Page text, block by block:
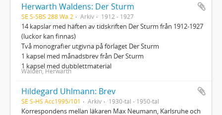
Herwarth Waldens: Der Sturm
SE S-SBS 288 Wa 2 Arkiv 1912 - 1927
14 kapslar med häften av tidskriften Der Sturm från 1912-1927
(luckor kan finnas)
Två monografier utgivna på förlaget Der Sturm
1 kapsel med månadsbrev från Der Sturm
1 kapsel med dubblettmaterial
Walden, Herwarth
Hildegard Uhlmann: Brev
SE S-HS Acc1995/101 Arkiv 1930-tal - 1950-tal
Korrespondens mellan läkaren Max Neumann, Karlsruhe och